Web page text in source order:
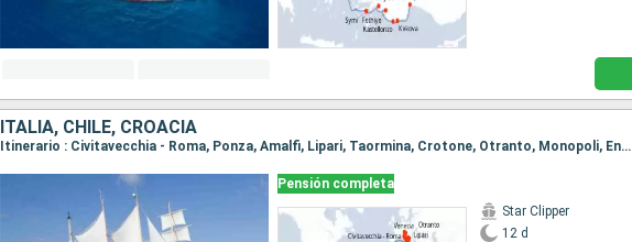
ITALIA, CHILE, CROACIA
Itinerario : Civitavecchia - Roma, Ponza, Amalfi, Lipari, Taormina, Crotone, Otranto, Monopoli, English Narrows, Rovinj, Venecia
Pensión completa
Star Clipper
12 d